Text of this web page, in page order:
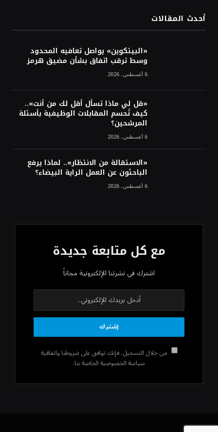
ترقب تطورات الوساطة بشأن الحرب
أحدث المقالات
«البيتكوين» يواصل تعافيه المحدود
وسط ترقب اتفاق بشأن مضيق هرمز
6 أغسطس، 2026
«قل لي ماذا تسأل أقل لك من أنت»..
كيف تُحسم المقابلات الوظيفية بأسئلة
المرشحين؟
6 أغسطس، 2026
«الاستقالة من الانتظار».. لماذا يرفع
الباحثون عن العمل الراية البيضاء؟
6 أغسطس، 2026
مع كل متابعة جديدة
اشترك في نشرتنا الإلكترونية مجاناً
من خلال التسجيل، فإنك توافق على شروطنا واتفاقية
سياسة الخصوصية الخاصة بنا.